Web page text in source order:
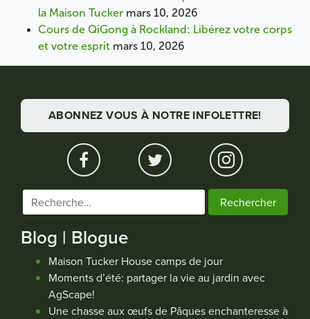
la Maison Tucker mars 10, 2026
Cours de QiGong à Rockland: Libérez votre corps
et votre esprit mars 10, 2026
ABONNEZ VOUS À NOTRE INFOLETTRE!
Rechercher :
Blog | Blogue
Maison Tucker House camps de jour
Moments d’été: partager la vie au jardin avec
AgScape!
Une chasse aux œufs de Pâques enchanteresse à